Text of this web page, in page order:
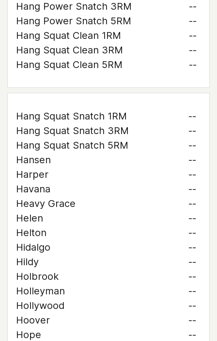
Hang Power Snatch 3RM
--
Hang Power Snatch 5RM
--
Hang Squat Clean 1RM
--
Hang Squat Clean 3RM
--
Hang Squat Clean 5RM
--
Hang Squat Snatch 1RM
--
Hang Squat Snatch 3RM
--
Hang Squat Snatch 5RM
--
Hansen
--
Harper
--
Havana
--
Heavy Grace
--
Helen
--
Helton
--
Hidalgo
--
Hildy
--
Holbrook
--
Holleyman
--
Hollywood
--
Hoover
--
Hope
--